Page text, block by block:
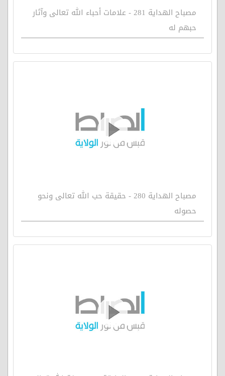
مصباح الهداية 281 - علامات أحباء الله تعالى وآثار
حبهم له
مصباح الهداية 280 - حقيقة حب الله تعالى ونحو
حصوله